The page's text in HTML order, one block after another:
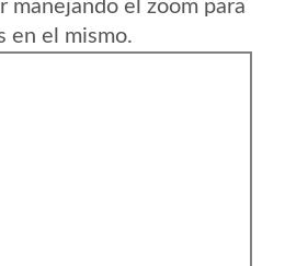
manejando el zoom para
en el mismo.